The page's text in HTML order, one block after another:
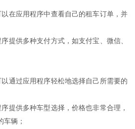
在应用程序中查看自己的租车订单，并
提供多种支付方式，如支付宝、微信、
通过应用程序轻松地选择自己所需要的
提供多种车型选择，价格也非常合理，
辆；